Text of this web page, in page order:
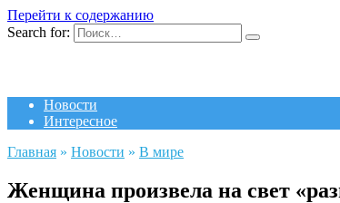
Перейти к содержанию
Search for:
Новости
Интересное
Главная » Новости » В мире
Женщина произвела на свет